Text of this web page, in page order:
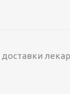
доставки